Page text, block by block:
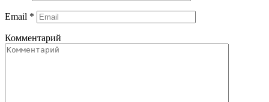
Email *
Комментарий